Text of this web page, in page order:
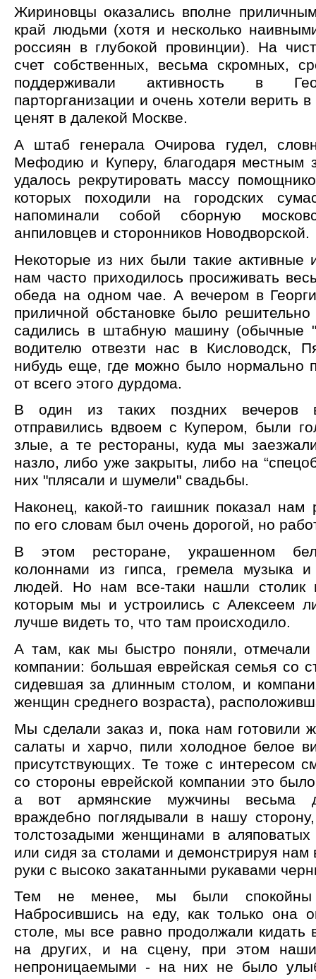
Жириновцы оказались вполне
край людьми (хотя и несколько
россиян в глубокой провинции). На
счет собственных, весьма скромных,
поддерживали активность в
парторганизации и очень хотели верить
ценят в далекой Москве.
А штаб генерала Очирова гудел,
Мефодию и Куперу, благодаря местным
удалось рекрутировать массу
которых походили на городских
напоминали собой сборную
анпиловцев и сторонников Новодворской.
Некоторые из них были такие активные
нам часто приходилось просиживать
обеда на одном чае. А вечером в
приличной обстановке было
садились в штабную машину (обычные
водителю отвезти нас в Кисловодск,
нибудь еще, где можно было нормально
от всего этого дурдома.
В один из таких поздних вечеров
отправились вдвоем с Купером, были
злые, а те рестораны, куда мы
назло, либо уже закрыты, либо на
них "плясали и шумели" свадьбы.
Наконец, какой-то гаишник показал нам
по его словам был очень дорогой, но
В этом ресторане, украшенном
колоннами из гипса, гремела музыка
людей. Но нам все-таки нашли столик
которым мы и устроились с Алексеем
лучше видеть то, что там происходило.
А там, как мы быстро поняли,
компании: большая еврейская семья со
сидевшая за длинным столом, и
женщин среднего возраста),
Мы сделали заказ и, пока нам готовили
салаты и харчо, пили холодное белое
присутствующих. Те тоже с интересом
со стороны еврейской компании это
а вот армянские мужчины весьма
враждебно поглядывали в нашу
толстозадыми женщинами в аляповатых
или сидя за столами и демонстрируя
руки с высоко закатанными рукавами
Тем не менее, мы были спокойны
Набросившись на еду, как только она
столе, мы все равно продолжали кидать
на других, и на сцену, при этом
непроницаемыми - на них не было